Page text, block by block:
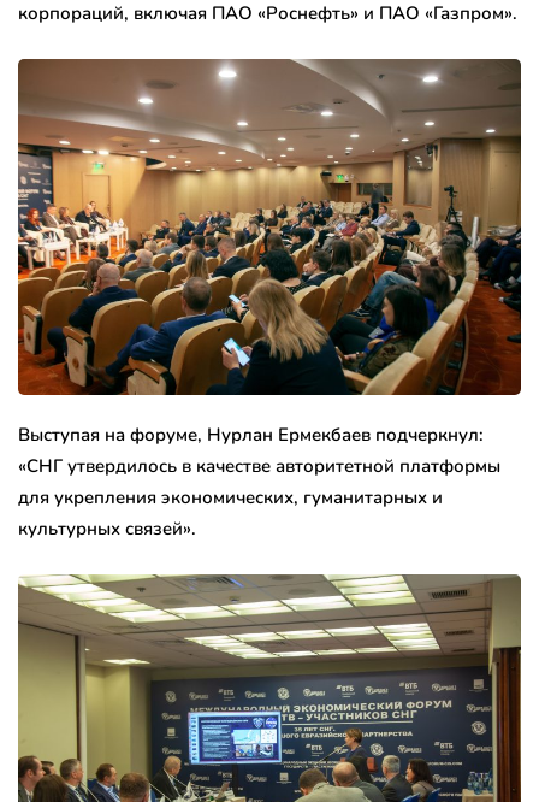
корпораций, включая ПАО «Роснефть» и ПАО «Газпром».
Выступая на форуме, Нурлан Ермекбаев подчеркнул:
«СНГ утвердилось в качестве авторитетной платформы
для укрепления экономических, гуманитарных и
культурных связей».